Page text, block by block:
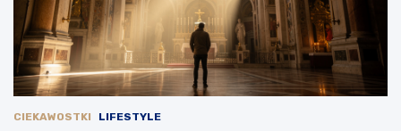
CIEKAWOSTKI LIFESTYLE